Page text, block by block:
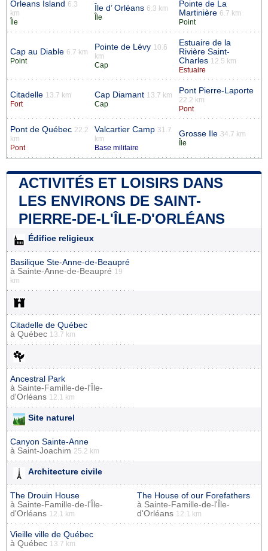
Orleans Island 6.3
km
Île
Île d’ Orléans 6.3 km
Île
Pointe de La
Martinière 6.7 km
Point
Cap au Diable 6.7 km
Point
Pointe de Lévy 10.6
km
Cap
Estuaire de la
Rivière Saint-
Charles 12.5 km
Estuaire
Citadelle 13.7 km
Fort
Cap Diamant 13.7 km
Cap
Pont Pierre-Laporte
22.2 km
Pont
Pont de Québec 22.2
km
Pont
Valcartier Camp 31.7
km
Base militaire
Grosse Ile 34.7 km
Île
ACTIVITÉS ET LOISIRS DANS
LES ENVIRONS DE SAINT-
PIERRE-DE-L'ÎLE-D'ORLÉANS
Édifice religieux
Basilique Ste-Anne-de-Beaupré
à Sainte-Anne-de-Beaupré 19
km
Citadelle de Québec
à Québec 13.7 km
Ancestral Park
à Sainte-Famille-de-l'Île-
d'Orléans 12.1 km
Site naturel
Canyon Sainte-Anne
à Saint-Joachim 25.2 km
Architecture civile
The Drouin House
à Sainte-Famille-de-l'Île-
d'Orléans 12.1 km
The House of our Forefathers
à Sainte-Famille-de-l'Île-
d'Orléans 12.1 km
Vieille ville de Québec
à Québec 13.7 km